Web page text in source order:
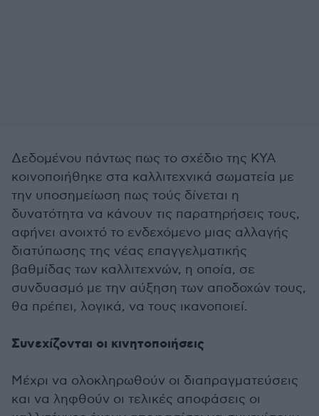
Δεδομένου πάντως πως το σχέδιο της ΚΥΑ
κοινοποιήθηκε στα καλλιτεχνικά σωματεία με
την υποσημείωση πως τούς δίνεται η
δυνατότητα να κάνουν τις παρατηρήσεις τους,
αφήνει ανοιχτό το ενδεχόμενο μιας αλλαγής
διατύπωσης της νέας επαγγελματικής
βαθμίδας των καλλιτεχνών, η οποία, σε
συνδυασμό με την αύξηση των αποδοχών τους,
θα πρέπει, λογικά, να τους ικανοποιεί.
Συνεχίζονται οι κινητοποιήσεις
Μέχρι να ολοκληρωθούν οι διαπραγματεύσεις
και να ληφθούν οι τελικές αποφάσεις οι